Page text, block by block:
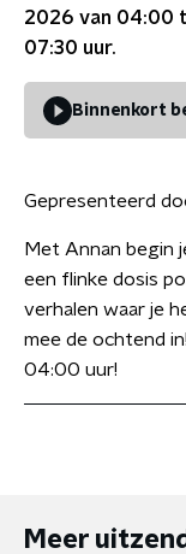
2026 van 04:00
07:30 uur.
Binnenkort
Gepresenteerd
Met Annan begin
een flinke dosis
verhalen waar je
mee de ochtend
04:00 uur!
Meer